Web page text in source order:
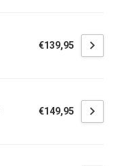
€139,95
€149,95